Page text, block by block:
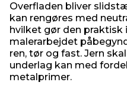
Overfladen bliver
kan rengøres med
hvilket gør den praktisk
malerarbejdet
ren, tør og fast. Jern
underlag kan med
metalprimer.